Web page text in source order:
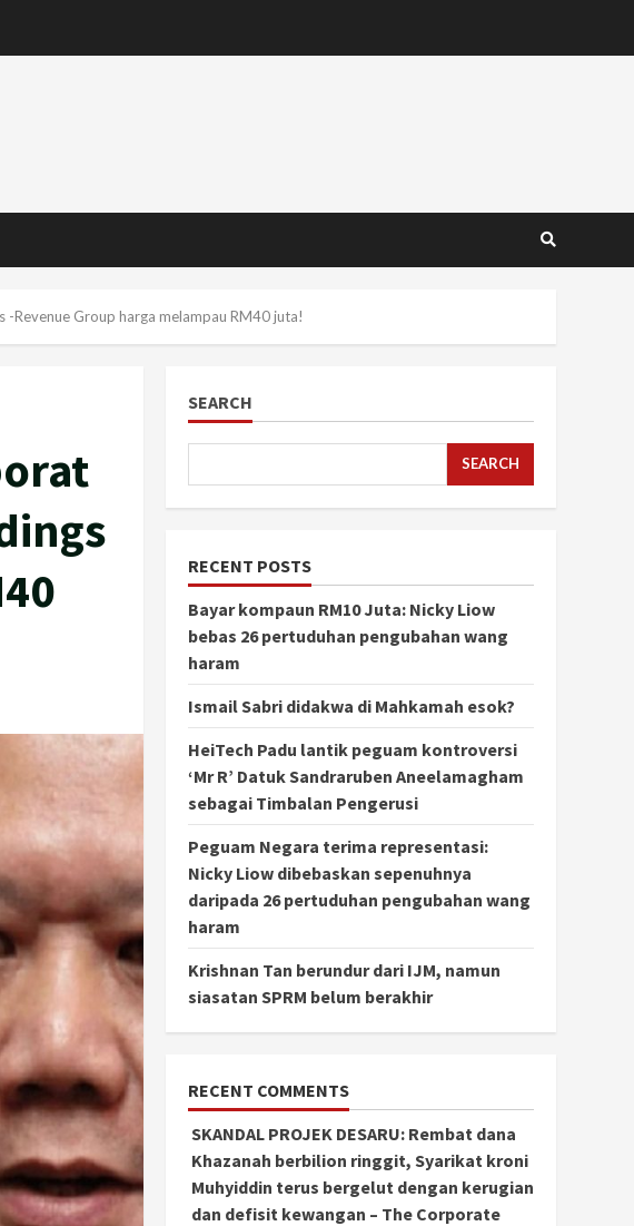
Revenue Group harga melampau RM40 juta!
SEARCH
SEARCH
RECENT POSTS
Bayar kompaun RM10 Juta: Nicky Liow
bebas 26 pertuduhan pengubahan wang
haram
Ismail Sabri didakwa di Mahkamah esok?
HeiTech Padu lantik peguam kontroversi
‘Mr R’ Datuk Sandraruben Aneelamagham
sebagai Timbalan Pengerusi
Peguam Negara terima representasi:
Nicky Liow dibebaskan sepenuhnya
daripada 26 pertuduhan pengubahan wang
haram
Krishnan Tan berundur dari IJM, namun
siasatan SPRM belum berakhir
RECENT COMMENTS
SKANDAL PROJEK DESARU: Rembat dana
Khazanah berbilion ringgit, Syarikat kroni
Muhyiddin terus bergelut dengan kerugian
dan defisit kewangan – The Corporate